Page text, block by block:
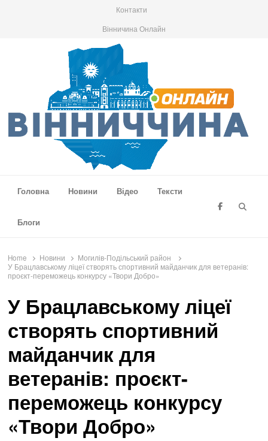
Контакти
Вінничина Онлайн
Головна
Новини Відео Тексти
Блоги
Home Новини
Могилів-Подільський район
У Брацлавському ліцеї створять спортивний майданчик для ветеранів:
проєкт-переможець конкурсу «Твори Добро»
У Брацлавському ліцеї
створять спортивний
майданчик для
ветеранів: проєкт-
переможець конкурсу
«Твори Добро»